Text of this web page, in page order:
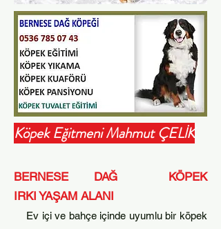
Köpek Eğitmeni Mahmut ÇELİK
BERNESE DAĞ KÖPEK
IRKI YAŞAM ALANI
Ev içi ve bahçe içinde uyumlu bir köpek